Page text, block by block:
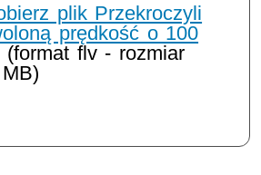
plik Przekroczyli
prędkość o 100
(format flv - rozmiar